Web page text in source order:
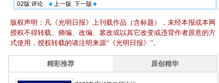
02版:评论 上一版 下一版
版权声明：凡《光明日报》上刊载作品（含标题），未经本报或本网
授权不得转载、摘编、改编、篡改或以其它改变或违背作者原意的方
式使用，授权转载的请注明来源“《光明日报》”。